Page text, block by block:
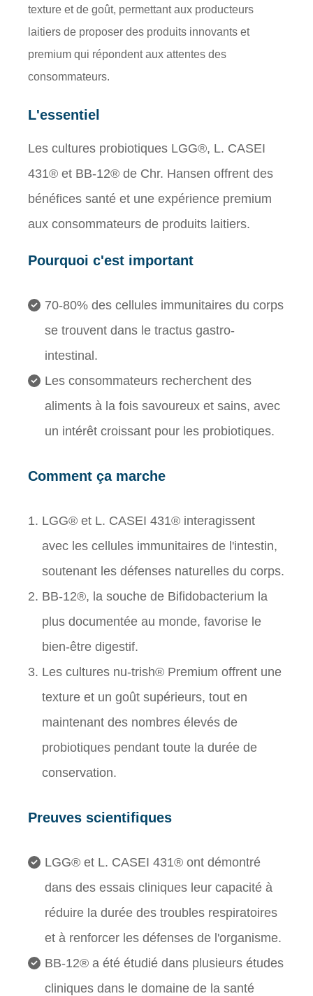
texture et de goût, permettant aux producteurs
laitiers de proposer des produits innovants et
premium qui répondent aux attentes des
consommateurs.
L'essentiel
Les cultures probiotiques LGG®, L. CASEI
431® et BB-12® de Chr. Hansen offrent des
bénéfices santé et une expérience premium
aux consommateurs de produits laitiers.
Pourquoi c'est important
70-80% des cellules immunitaires du corps
se trouvent dans le tractus gastro-
intestinal.
Les consommateurs recherchent des
aliments à la fois savoureux et sains, avec
un intérêt croissant pour les probiotiques.
Comment ça marche
LGG® et L. CASEI 431® interagissent
avec les cellules immunitaires de l'intestin,
soutenant les défenses naturelles du corps.
BB-12®, la souche de Bifidobacterium la
plus documentée au monde, favorise le
bien-être digestif.
Les cultures nu-trish® Premium offrent une
texture et un goût supérieurs, tout en
maintenant des nombres élevés de
probiotiques pendant toute la durée de
conservation.
Preuves scientifiques
LGG® et L. CASEI 431® ont démontré
dans des essais cliniques leur capacité à
réduire la durée des troubles respiratoires
et à renforcer les défenses de l'organisme.
BB-12® a été étudié dans plusieurs études
cliniques dans le domaine de la santé